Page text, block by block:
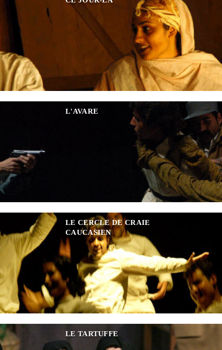
L'AVARE
LE CERCLE DE CRAIE
CAUCASIEN
LE TARTUFFE